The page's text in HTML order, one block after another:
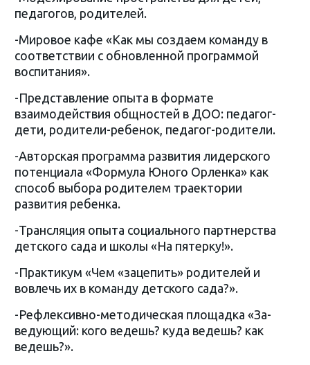
педагогов, родителей.
-Мировое кафе «Как мы создаем команду в
соответствии с обновленной программой
воспитания».
-Представление опыта в формате
взаимодействия общностей в ДОО: педагог-
дети, родители-ребенок, педагог-родители.
-Авторская программа развития лидерского
потенциала «Формула Юного Орленка» как
способ выбора родителем траектории
развития ребенка.
-Трансляция опыта социального партнерства
детского сада и школы «На пятерку!».
-Практикум «Чем «зацепить» родителей и
вовлечь их в команду детского сада?».
-Рефлексивно-методическая площадка «За-
ведующий: кого ведешь? куда ведешь? как
ведешь?».